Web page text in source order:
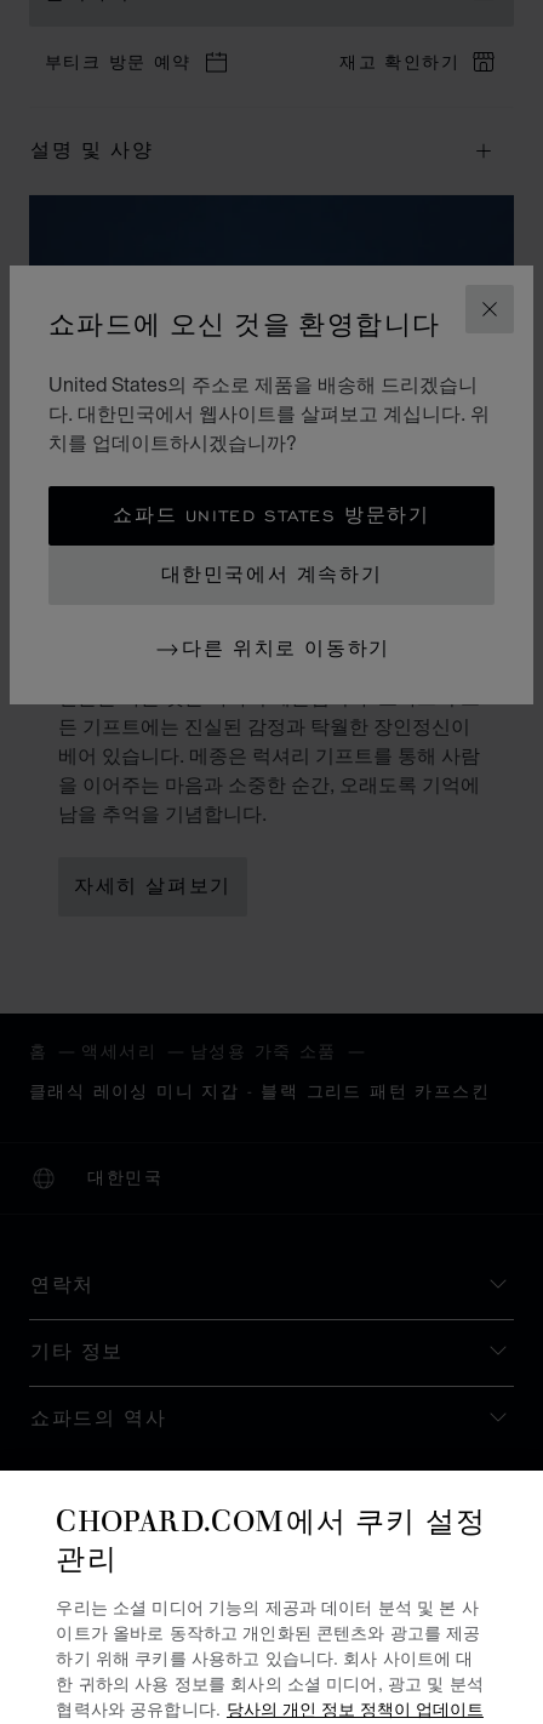
닫기
쇼파드에 오신 것을 환영합니다
United States의 주소로 제품을 배송해 드리겠습니
다. 대한민국에서 웹사이트를 살펴보고 계십니다. 위
치를 업데이트하시겠습니까?
쇼파드 UNITED STATES 방문하기
대한민국에서 계속하기
다른 위치로 이동하기
부티크 방문 예약 재고 확인하기
설명 및 사양
선물의 미학
든 기프트에는 진실된 감정과 탁월한 장인정신이
베어 있습니다. 메종은 럭셔리 기프트를 통해 사람
을 이어주는 마음과 소중한 순간, 오래도록 기억에
남을 추억을 기념합니다.
자세히 살펴보기
홈 액세서리 남성용 가죽 소품
클래식 레이싱 미니 지갑 - 블랙 그리드 패턴 카프스킨
대한민국
현지화(국가 변경)
국가 변경
연락처
기타 정보
쇼파드의 역사
뉴스레터 구독
CHOPARD.COM에서 쿠키 설정
관리
우리는 소셜 미디어 기능의 제공과 데이터 분석 및 본 사
이트가 올바로 동작하고 개인화된 콘텐츠와 광고를 제공
하기 위해 쿠키를 사용하고 있습니다. 회사 사이트에 대
한 귀하의 사용 정보를 회사의 소셜 미디어, 광고 및 분석
협력사와 공유합니다. 당사의 개인 정보 정책이 업데이트